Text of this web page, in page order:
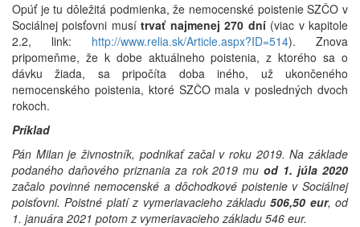
Opúť je tu dôležitá podmienka, že nemocenské poistenie SZČO v
Sociálnej poisťovni musítrvať najmenej 270 dní(viac v kapitole
2.2, link: http://www.relia.sk/Article.aspx?ID=514). Znova
pripomeňme, že k dobe aktuálneho poistenia, z ktorého sa o
dávku žiada, sa pripočíta doba iného, už ukončeného
nemocenského poistenia, ktoré SZČO mala v posledných dvoch
rokoch.
Príklad
Pán Milan je živnostník, podnikať začal v roku 2019. Na základe
podaného daňového priznania za rok 2019 muod 1. júla 2020
začalo povinné nemocenské a dôchodkové poistenie v Sociálnej
poisťovni. Poistné platí z vymeriavacieho základu506,50 eur, od
1. januára 2021 potom z vymeriavacieho základu 546 eur.